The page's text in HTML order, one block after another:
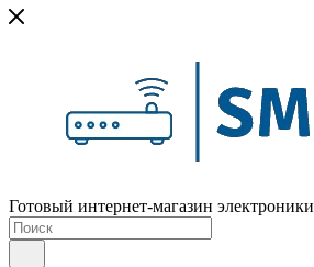
Готовый интернет-магазин электроники